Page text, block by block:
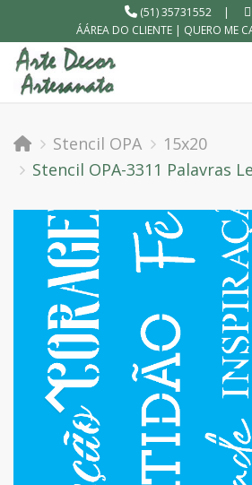
(51) 35731552
|
ÁÁREA DO CLIENTE| QUERO ME
Stencil OPA
15x20
Stencil OPA-3311 Palavras